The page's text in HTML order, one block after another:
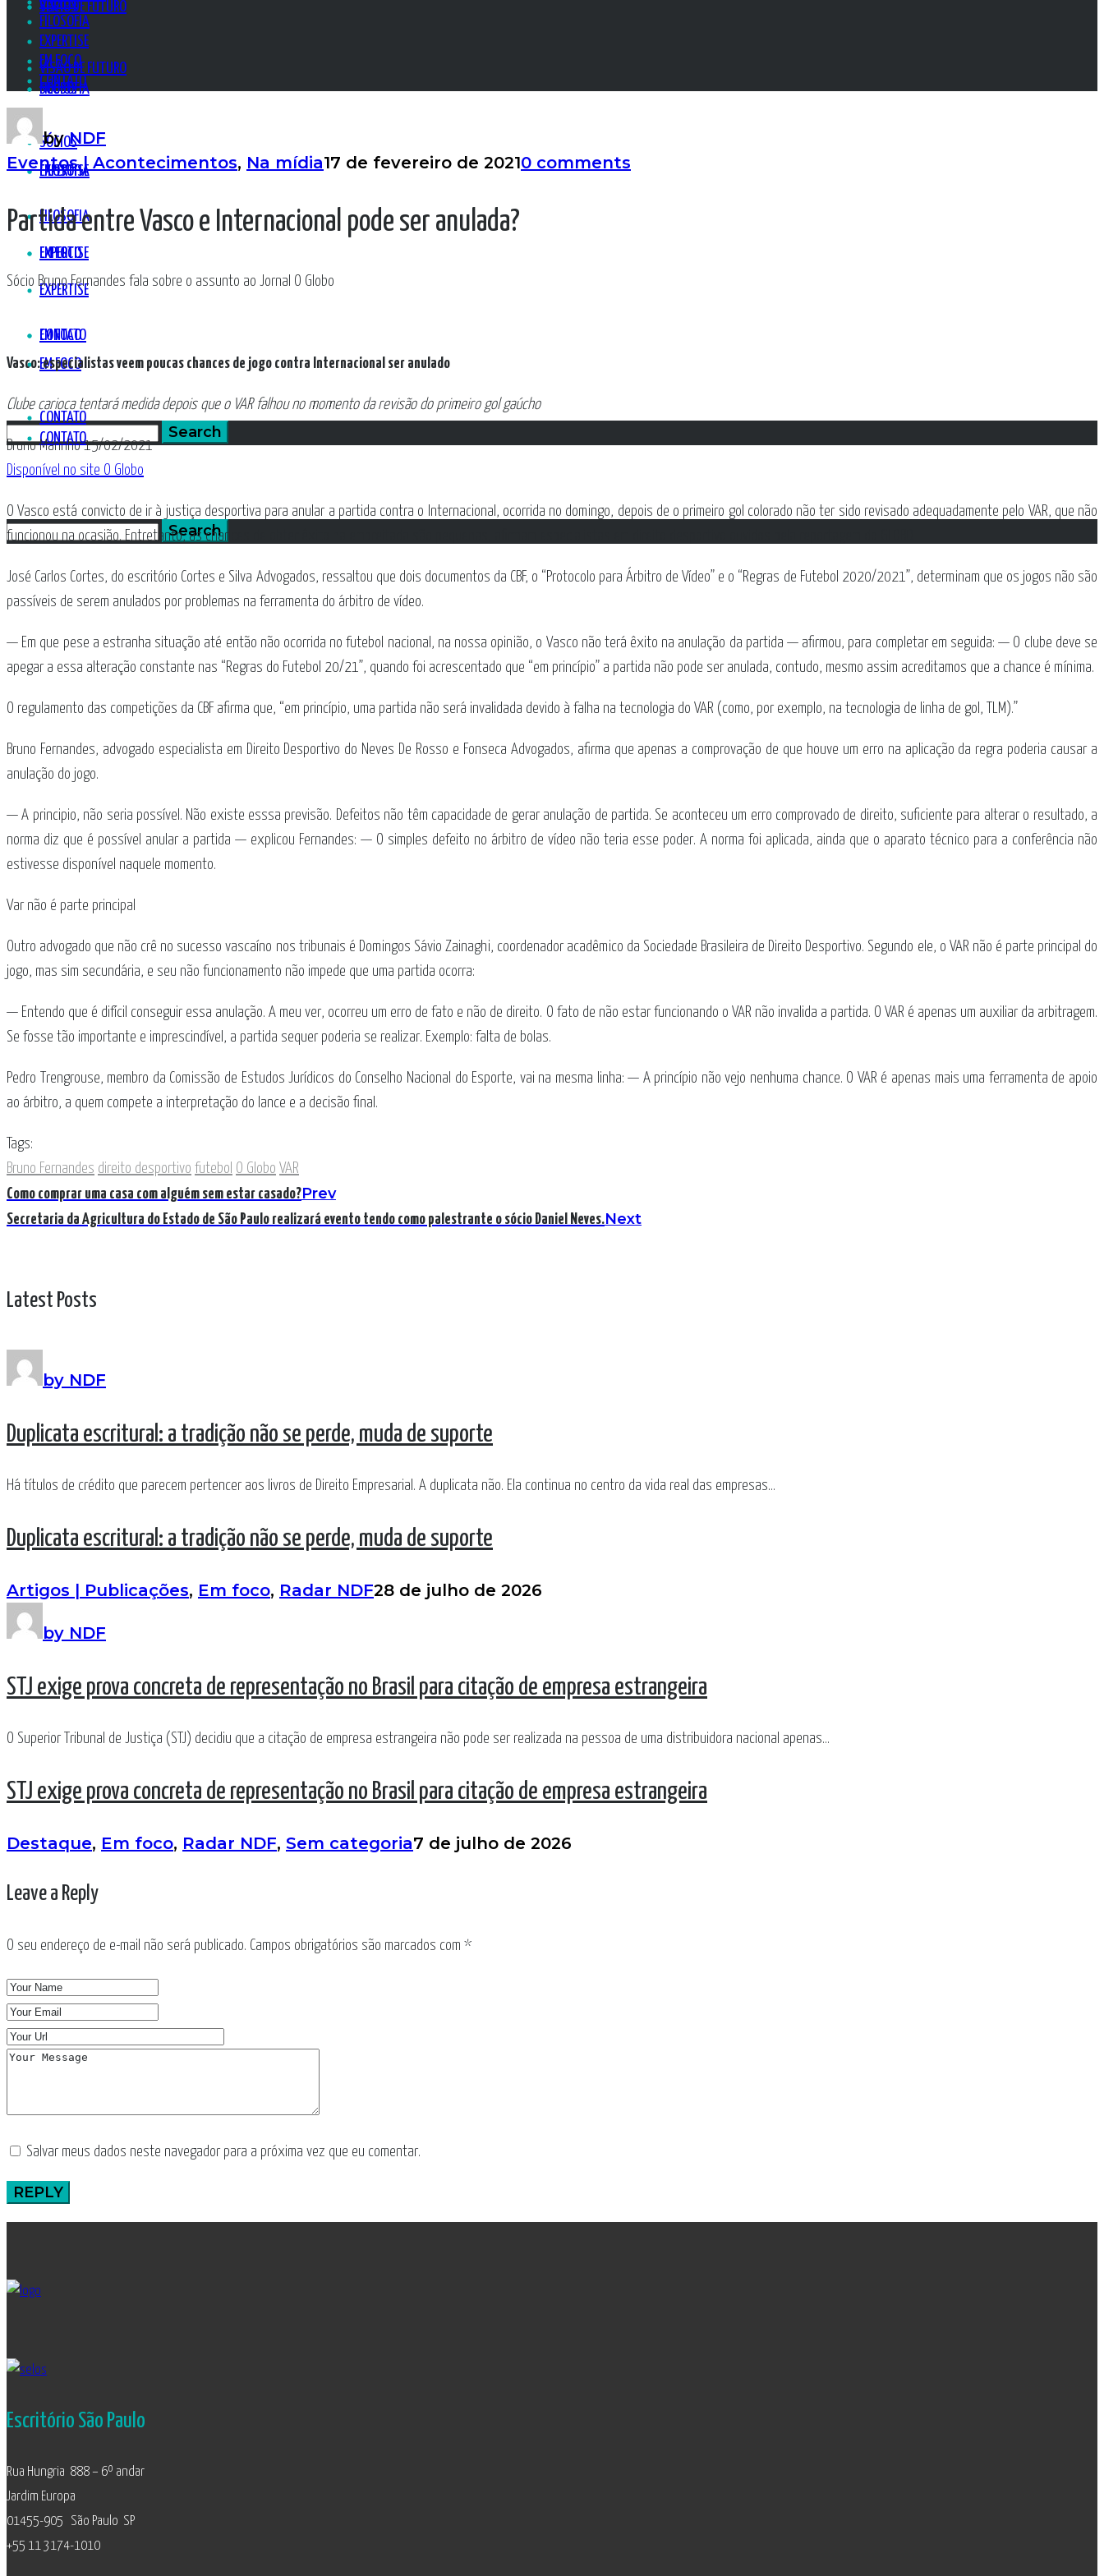
SÓCIOS
FILOSOFIA
EXPERTISE
EM FOCO
CONTATO
VISÃO DE FUTURO
SÓCIOS
FILOSOFIA
EXPERTISE
EM FOCO
CONTATO
VISÃO DE FUTURO
SÓCIOS
FILOSOFIA
EXPERTISE
EM FOCO
CONTATO
FILOSOFIA
EXPERTISE
EM FOCO
CONTATO
byNDF
Eventos | Acontecimentos, Na mídia17 de fevereiro de 20210 comments
Partida entre Vasco e Internacional pode ser anulada?
Sócio Bruno Fernandes fala sobre o assunto ao Jornal O Globo
Vasco: especialistas veem poucas chances de jogo contra Internacional ser anulado
Clube carioca tentará medida depois que o VAR falhou no momento da revisão do primeiro gol gaúcho
Bruno Marinho 15/02/2021
Disponível no site O Globo
O Vasco está convicto de ir à justiça desportiva para anular a partida contra o Internacional, ocorrida no domingo, depois de o primeiro gol colorado não ter sido revisado adequadamente pelo VAR, que não
funcionou na ocasião. Entretanto, as chances de obter êxito na empreitada são pequenas, afirmam especialistas em direito desportivo ouvidos pela reportagem do GLOBO.
José Carlos Cortes, do escritório Cortes e Silva Advogados, ressaltou que dois documentos da CBF, o “Protocolo para Árbitro de Vídeo” e o “Regras de Futebol 2020/2021”, determinam que os jogos não são
passíveis de serem anulados por problemas na ferramenta do árbitro de vídeo.
— Em que pese a estranha situação até então não ocorrida no futebol nacional, na nossa opinião, o Vasco não terá êxito na anulação da partida — afirmou, para completar em seguida: — O clube deve se
apegar a essa alteração constante nas “Regras do Futebol 20/21”, quando foi acrescentado que “em princípio” a partida não pode ser anulada, contudo, mesmo assim acreditamos que a chance é mínima.
O regulamento das competições da CBF afirma que, “em princípio, uma partida não será invalidada devido à falha na tecnologia do VAR (como, por exemplo, na tecnologia de linha de gol, TLM).”
Bruno Fernandes, advogado especialista em Direito Desportivo do Neves De Rosso e Fonseca Advogados, afirma que apenas a comprovação de que houve um erro na aplicação da regra poderia causar a
anulação do jogo.
— A principio, não seria possível. Não existe esssa previsão. Defeitos não têm capacidade de gerar anulação de partida. Se aconteceu um erro comprovado de direito, suficiente para alterar o resultado, a
norma diz que é possível anular a partida — explicou Fernandes: — O simples defeito no árbitro de vídeo não teria esse poder. A norma foi aplicada, ainda que o aparato técnico para a conferência não
estivesse disponível naquele momento.
Var não é parte principal
Outro advogado que não crê no sucesso vascaíno nos tribunais é Domingos Sávio Zainaghi, coordenador acadêmico da Sociedade Brasileira de Direito Desportivo. Segundo ele, o VAR não é parte principal do
jogo, mas sim secundária, e seu não funcionamento não impede que uma partida ocorra:
— Entendo que é difícil conseguir essa anulação. A meu ver, ocorreu um erro de fato e não de direito. O fato de não estar funcionando o VAR não invalida a partida. O VAR é apenas um auxiliar da arbitragem.
Se fosse tão importante e imprescindível, a partida sequer poderia se realizar. Exemplo: falta de bolas.
Pedro Trengrouse, membro da Comissão de Estudos Jurídicos do Conselho Nacional do Esporte, vai na mesma linha: — A princípio não vejo nenhuma chance. O VAR é apenas mais uma ferramenta de apoio
ao árbitro, a quem compete a interpretação do lance e a decisão final.
Tags:
Bruno Fernandes direito desportivo futebol O Globo VAR
Como comprar uma casa com alguém sem estar casado?Prev
Secretaria da Agricultura do Estado de São Paulo realizará evento tendo como palestrante o sócio Daniel Neves.Next
Latest Posts
by NDF
Duplicata escritural: a tradição não se perde, muda de suporte
Há títulos de crédito que parecem pertencer aos livros de Direito Empresarial. A duplicata não. Ela continua no centro da vida real das empresas...
Duplicata escritural: a tradição não se perde, muda de suporte
Artigos | Publicações, Em foco, Radar NDF28 de julho de 2026
by NDF
STJ exige prova concreta de representação no Brasil para citação de empresa estrangeira
O Superior Tribunal de Justiça (STJ) decidiu que a citação de empresa estrangeira não pode ser realizada na pessoa de uma distribuidora nacional apenas...
STJ exige prova concreta de representação no Brasil para citação de empresa estrangeira
Destaque, Em foco, Radar NDF, Sem categoria7 de julho de 2026
Leave a Reply
O seu endereço de e-mail não será publicado. Campos obrigatórios são marcados com *
Salvar meus dados neste navegador para a próxima vez que eu comentar.
Escritório São Paulo
Rua Hungria 888 – 6º andar
Jardim Europa
01455-905 São Paulo SP
+55 11 3174-1010